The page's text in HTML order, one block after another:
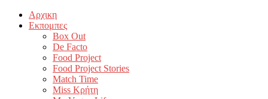
Αρχικη
Εκπομπες
Box Out
De Facto
Food Project
Food Project Stories
Match Time
Miss Κρήτη